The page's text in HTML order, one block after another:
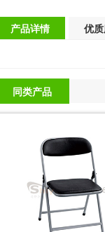
产品详情 优
同类产品